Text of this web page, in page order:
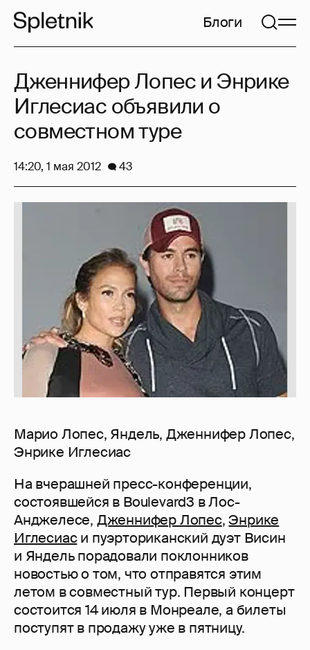
Блоги
Марио Лопес, Яндель, Дженнифер Лопес,
Энрике Иглесиас
На вчерашней пресс-конференции,
состоявшейся в Boulevard3 в Лос-
Анджелесе, Дженнифер Лопес,Энрике
Иглесиаси пуэрториканский дуэт Висин
и Яндель порадовали поклонников
новостью о том, что отправятся этим
летом в совместный тур. Первый концерт
состоится 14 июля в Монреале, а билеты
поступят в продажу уже в пятницу.
Дженнифер Лопес и Энрике
Иглесиас объявили о
совместном туре
14:20, 1 мая 2012 43